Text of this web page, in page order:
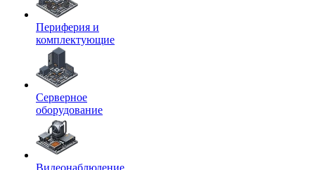
Периферия и
комплектующие
Серверное
оборудование
Видеонаблюдение